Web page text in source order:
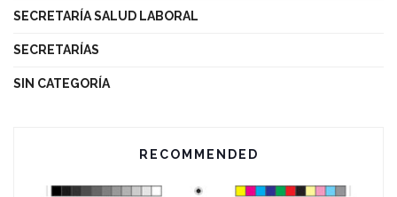
SECRETARÍA SALUD LABORAL
SECRETARÍAS
SIN CATEGORÍA
RECOMMENDED